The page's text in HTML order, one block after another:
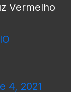
Vermelho
4, 2021